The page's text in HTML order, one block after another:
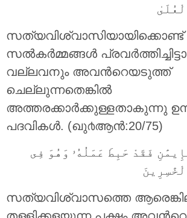
സത്യവിശ്വാസിയായിക്കൊണ്ട്
സല്‍കര്‍മ്മങ്ങള്‍
വല്ലവനും അവന്‍റെയടുത്ത്
ചെല്ലുന്നതെങ്കില്‍
അത്തരക്കാര്‍ക്കുള്ളതാകുന്നു
പദവികള്‍. (ഖു൪ആന്‍:20/75)
فَقَدْ حَبِطَ عَمَلُهُۥ وَهُوَ فِى
സത്യവിശ്വാസത്തെ